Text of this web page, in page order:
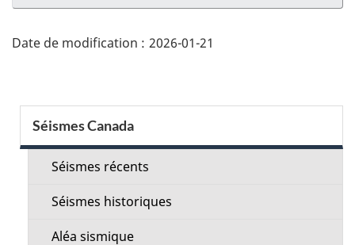
page"
Date de modification : 2026-01-21
Menu
de
Séismes Canada
Séismes récents
Séismes historiques
Aléa sismique